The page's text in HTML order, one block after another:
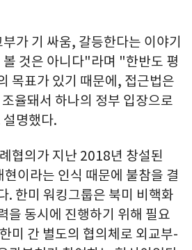
가 기 싸움, 갈등한다는 이야기
것은 아니다"라며 "한반도 평
목표가 있기 때문에, 접근법은
율돼서 하나의 정부 입장으로
명했다.
협의가 지난 2018년 창설된
이라는 인식 때문에 불참을 결
. 한미 워킹그룹은 북미 비핵화
을 동시에 진행하기 위해 필요
미 간 별도의 협의체로 외교부-